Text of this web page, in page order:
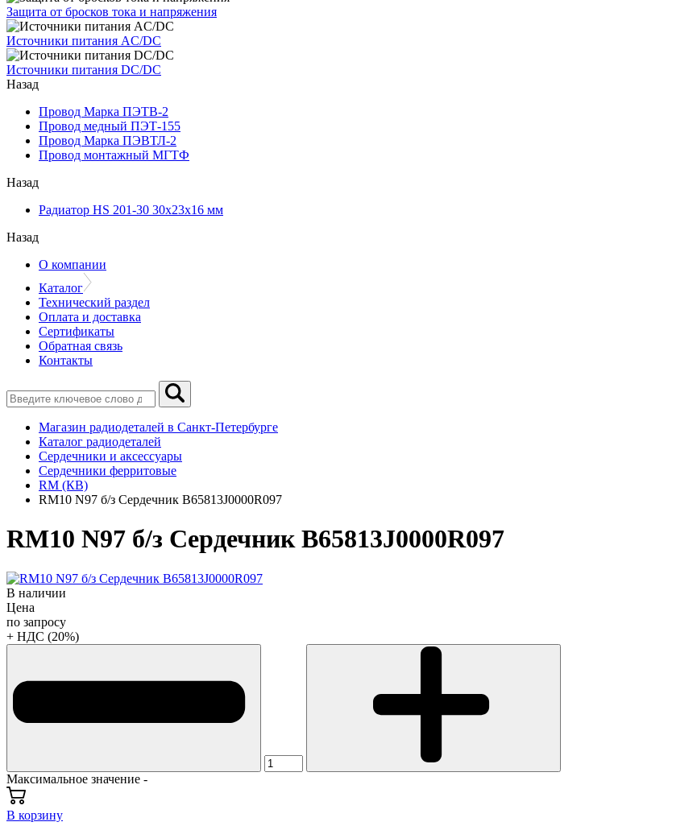
Защита от бросков тока и напряжения
Источники питания AC/DC
Источники питания DC/DC
Назад
Провод Марка ПЭТВ-2
Провод медный ПЭТ-155
Провод Марка ПЭВТЛ-2
Провод монтажный МГТФ
Назад
Радиатор HS 201-30 30х23х16 мм
Назад
О компании
Каталог
Технический раздел
Оплата и доставка
Сертификаты
Обратная связь
Контакты
Магазин радиодеталей в Санкт-Петербурге
Каталог радиодеталей
Сердечники и аксессуары
Сердечники ферритовые
RM (КВ)
RM10 N97 б/з Сердечник B65813J0000R097
RM10 N97 б/з Сердечник B65813J0000R097
В наличии
Цена
по запросу
+ НДС (20%)
Максимальное значение -
В корзину